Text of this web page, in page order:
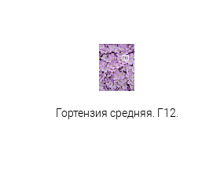
Гортензия средняя. Г12.